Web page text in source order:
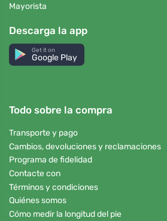
Mayorista
Descarga la app
Get it on
Google Play
Todo sobre la compra
Transporte y pago
Cambios, devoluciones y reclamaciones
Programa de fidelidad
Contacte con
Términos y condiciones
Quiénes somos
Cómo medir la longitud del pie